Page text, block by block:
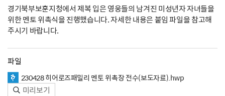
경기북부보훈지청에서 제복 입은 영웅들의 남겨진 미성년자 자녀들을
위한 멘토 위촉식을 진행했습니다. 자세한 내용은 붙임 파일을 참고해
주시기 바랍니다.
파일
230428 히어로즈패밀리 멘토 위촉장 전수(보도자료).hwp
미리보기